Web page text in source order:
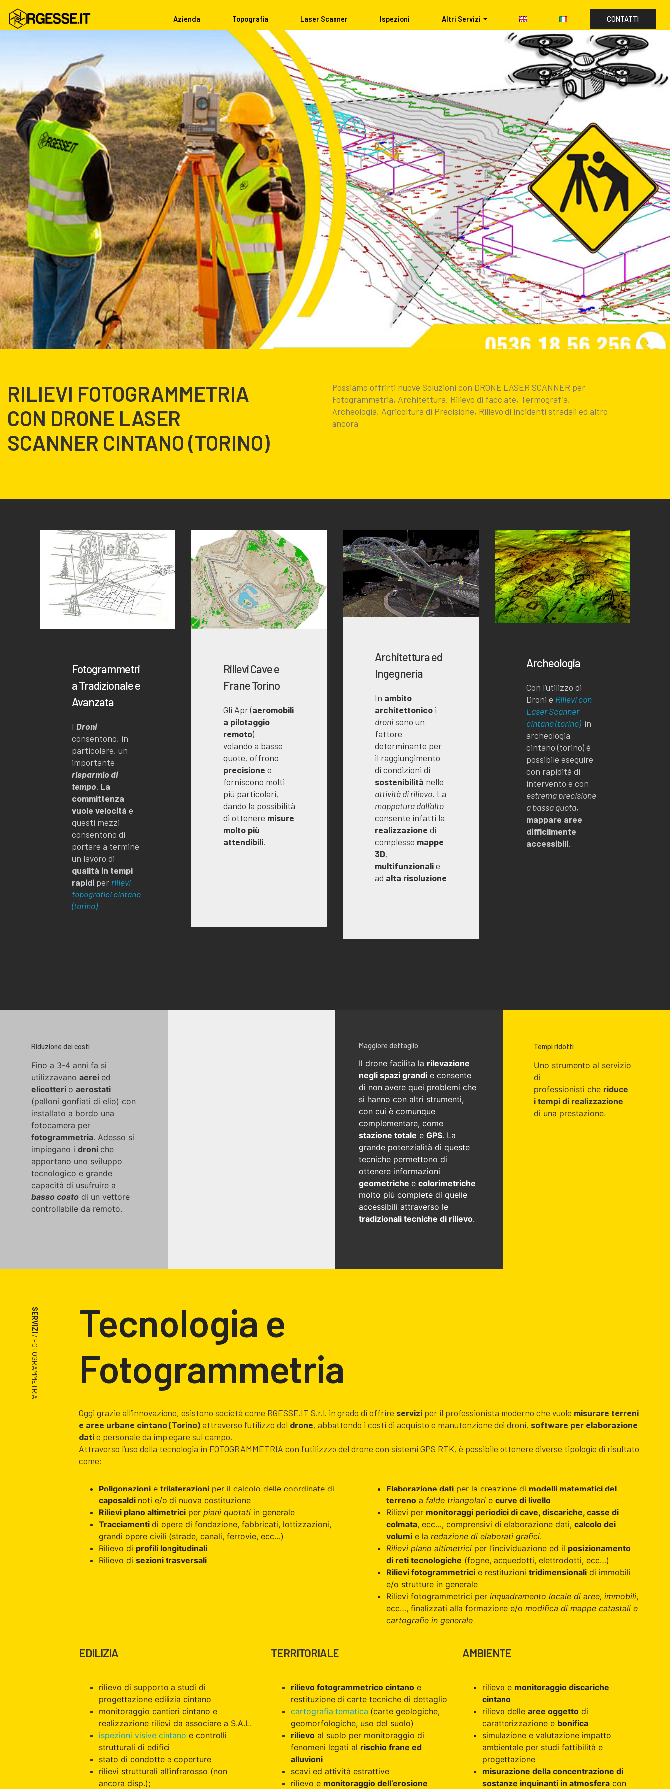
Azienda Topografia Laser Scanner Ispezioni Altri Servizi CONTATTI
RILIEVI FOTOGRAMMETRIA
CON DRONE LASER
SCANNER CINTANO (TORINO)
Possiamo offrirti nuove Soluzioni con DRONE LASER SCANNER per
Fotogrammetria, Architettura, Rilievo di facciate, Termografia,
Archeologia, Agricoltura di Precisione, Rilievo di incidenti stradali ed altro
ancora
Fotogrammetri
a Tradizionale e
Avanzata
I Droni
consentono, in
particolare, un
importante
risparmio di
tempo. La
committenza
vuole velocità e
questi mezzi
consentono di
portare a termine
un lavoro di
qualità in tempi
rapidi per rilievi
topografici cintano
(torino)
Rilievi Cave e
Frane Torino
Gli Apr (aeromobili
a pilotaggio
remoto)
volando a basse
quote, offrono
precisione e
forniscono molti
più particolari,
dando la possibilità
di ottenere misure
molto più
attendibili.
Architettura ed
Ingegneria
In ambito
architettonico i
dronisono un
fattore
determinante per
il raggiungimento
di condizioni di
sostenibilità nelle
attività di rilievo. La
mappatura dall’alto
consente infatti la
realizzazione di
complesse mappe
3D,
multifunzionalie
ad alta risoluzione
Archeologia
Con l’utilizzo di
Droni e Rilievi con
Laser Scanner
cintano (torino) in
archeologia
cintano (torino) è
possibile eseguire
con rapidità di
intervento e con
estrema precisione
a bassa quota,
mappare aree
difficilmente
accessibili.
Riduzione dei costi
Fino a 3-4 anni fa si
utilizzavano aerei ed
elicotteri o aerostati
(palloni gonfiati di elio) con
installato a bordo una
fotocamera per
fotogrammetria. Adesso si
impiegano i droni che
apportano uno sviluppo
tecnologico e grande
capacità di usufruire a
basso costo di un vettore
controllabile da remoto.
Maggiore dettaglio
Il drone facilita la rilevazione
negli spazi grandi e consente
di non avere quei problemi che
si hanno con altri strumenti,
con cui è comunque
complementare, come
stazione totale e GPS. La
grande potenzialità di queste
tecniche permettono di
ottenere informazioni
geometriche e colorimetriche
molto più complete di quelle
accessibili attraverso le
tradizionali tecniche di rilievo.
Tempi ridotti
Uno strumento al servizio
di
professionisti che riduce
i tempi di realizzazione
di una prestazione.
SERVIZI
/ FOTOGRAMMETRIA
Tecnologia e
Fotogrammetria
Oggi grazie all’innovazione, esistono società come RGESSE.IT S.r.l. in grado di offrire servizi per il professionista moderno che vuole misurare terreni
e aree urbane cintano (Torino)attraverso l’utilizzo del drone, abbattendo i costi di acquisto e manutenzione dei droni, software per elaborazione
datie personale da impiegare sul campo.
Attraverso l’uso della tecnologia in FOTOGRAMMETRIA con l'utilizzzo del drone con sistemi GPS RTK, è possibile ottenere diverse tipologie di risultato
come:
Poligonazioni e trilaterazioni per il calcolo delle coordinate di
caposaldi noti e/o di nuova costituzione
Rilievi plano altimetrici per piani quotati in generale
Tracciamenti di opere di fondazione, fabbricati, lottizzazioni,
grandi opere civili (strade, canali, ferrovie, ecc…)
Rilievo di profili longitudinali
Rilievo di sezioni trasversali
Elaborazione dati per la creazione di modelli matematici del
terreno a falde triangolari e curve di livello
Rilievi per monitoraggi periodici di cave, discariche, casse di
colmata, ecc…, comprensivi di elaborazione dati, calcolo dei
volumi e la redazione di elaborati grafici.
Rilievi plano altimetrici per l’individuazione ed il posizionamento
di reti tecnologiche (fogne, acquedotti, elettrodotti, ecc…)
Rilievi fotogrammetrici e restituzioni tridimensionali di immobili
e/o strutture in generale
Rilievi fotogrammetrici per inquadramento locale di aree, immobili,
ecc…, finalizzati alla formazione e/o modifica di mappe catastali e
cartografie in generale
EDILIZIA
rilievo di supporto a studi di
progettazione edilizia cintano
monitoraggio cantieri cintano e
realizzazione rilievi da associare a S.A.L.
ispezioni visive cintano e controlli
strutturali di edifici
stato di condotte e coperture
rilievi strutturali all’infrarosso (non
ancora disp.);
TERRITORIALE
rilievo fotogrammetrico cintanoe
restituzione di carte tecniche di dettaglio
cartografia tematica (carte geologiche,
geomorfologiche, uso del suolo)
rilievoal suolo per monitoraggio di
fenomeni legati al rischio frane ed
alluvioni
scavi ed attività estrattive
rilievo e monitoraggio dell’erosione
AMBIENTE
rilievo e monitoraggio discariche
cintano
rilievo dellearee oggetto di
caratterizzazione e bonifica
simulazione e valutazione impatto
ambientale per studi fattibilità e
progettazione
misurazione della concentrazione di
sostanze inquinanti in atmosfera con